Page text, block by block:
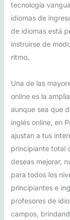
tecnología
idiomas de
de idiomas está
instruirse de
ritmo.
Una de las
online es la
aunque sea que
inglés online, en
ajustan a tus
principiante total
deseas mejorar,
para todos los
principiantes e
profesores de
campos,